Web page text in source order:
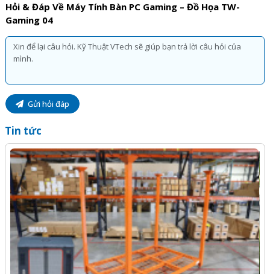
Hỏi & Đáp Về Máy Tính Bàn PC Gaming – Đồ Họa TW-
Gaming 04
Gửi hỏi đáp
Tin tức